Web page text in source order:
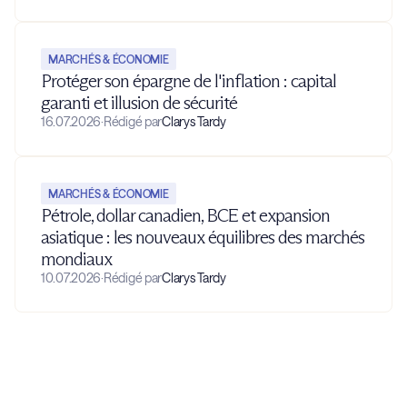
MARCHÉS & ÉCONOMIE
Protéger son épargne de l'inflation : capital
garanti et illusion de sécurité
16.07.2026·Rédigé parClarys Tardy
MARCHÉS & ÉCONOMIE
Pétrole, dollar canadien, BCE et expansion
asiatique : les nouveaux équilibres des marchés
mondiaux
10.07.2026·Rédigé parClarys Tardy